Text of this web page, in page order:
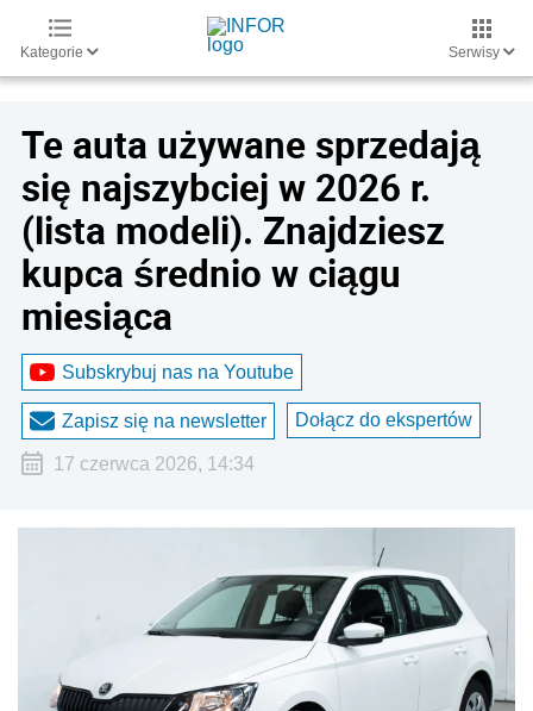
Kategorie Serwisy
Te auta używane sprzedają
się najszybciej w 2026 r.
(lista modeli). Znajdziesz
kupca średnio w ciągu
miesiąca
Subskrybuj nas na Youtube
Zapisz się na newsletter Dołącz do ekspertów
17 czerwca 2026, 14:34